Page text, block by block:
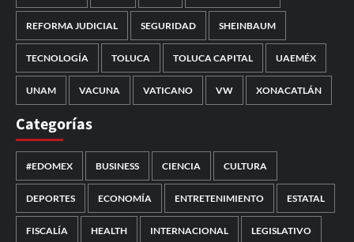
REFORMA JUDICIAL SEGURIDAD SHEINBAUM
TECNOLOGÍA TOLUCA TOLUCA CAPITAL UAEMÉX
UNAM VACUNA VATICANO VW XONACATLÁN
Categorías
#EDOMEX BUSINESS CIENCIA CULTURA
DEPORTES ECONOMÍA ENTRETENIMIENTO ESTATAL
FISCALÍA HEALTH INTERNACIONAL LEGISLATIVO